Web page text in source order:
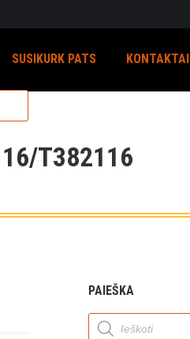
SUSIKURK PATS KONTAKTAI
T382116
PAIEŠKA
Products
search